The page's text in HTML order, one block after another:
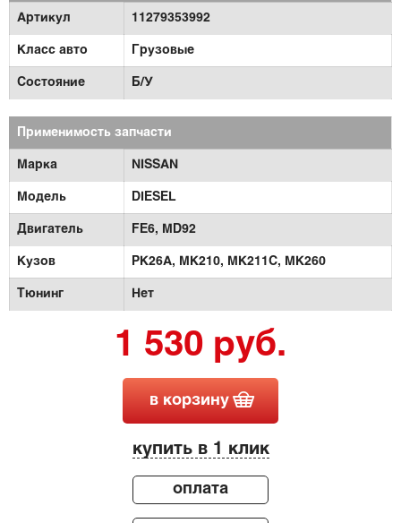
Артикул 11279353992
Класс авто Грузовые
Состояние Б/У
Применимость запчасти
Марка NISSAN
Модель DIESEL
Двигатель FE6, MD92
Кузов PK26A, MK210, MK211C, MK260
Тюнинг Нет
1 530 руб.
в корзину
купить в 1 клик
оплата